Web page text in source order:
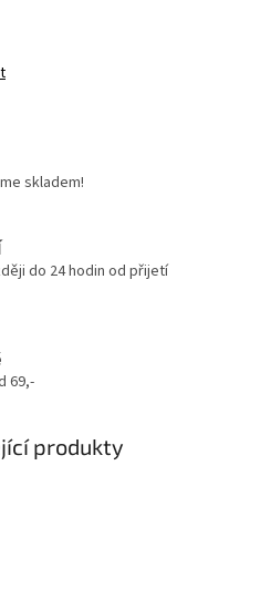
skladem!
do 24 hodin od přijetí
69,-
produkty